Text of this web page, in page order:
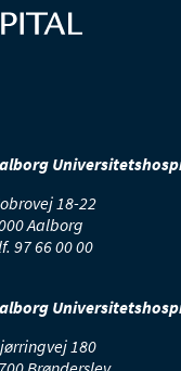
18-22
Aalborg
97 66 00 00
180